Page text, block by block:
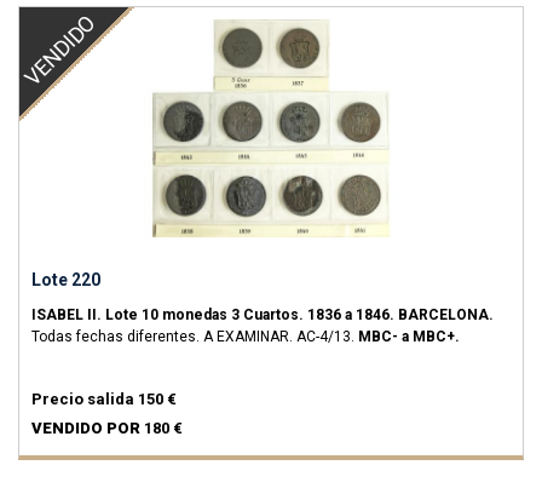
VENDIDO
Lote 220
ISABEL II. Lote 10 monedas 3 Cuartos. 1836 a 1846. BARCELONA.
Todas fechas diferentes. A EXAMINAR. AC-4/13. MBC- a MBC+.
Precio salida 150 €
VENDIDO POR 180 €